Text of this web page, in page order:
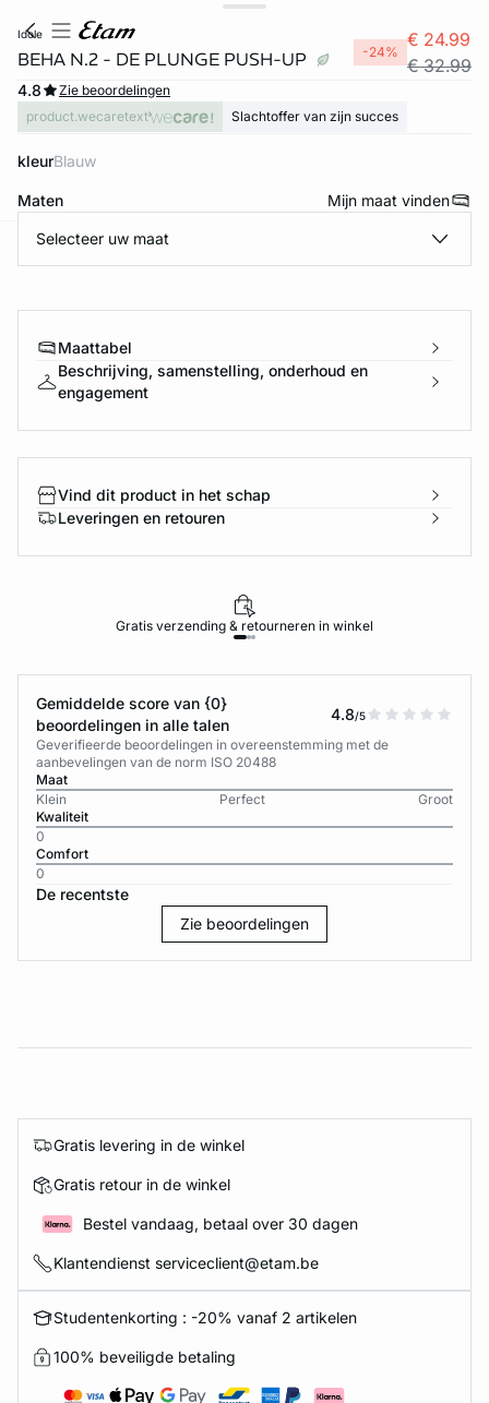
idole
BEHA N.2 - DE PLUNGE PUSH-UP -24%
€ 24.99
€ 32.99
4.8
Zie beoordelingen
product.wecaretext
Slachtoffer van zijn succes
kleur blauw
Maten Mijn maat vinden
Selecteer uw maat
Maattabel
Beschrijving, samenstelling, onderhoud en
engagement
Vind dit product in het schap
Leveringen en retouren
Gratis verzending & retourneren in winkel
Gemiddelde score van {0}
beoordelingen in alle talen
4.8/5
Geverifieerde beoordelingen in overeenstemming met de
aanbevelingen van de norm ISO 20488
Maat
Klein
Perfect
Groot
Kwaliteit
0
Comfort
0
De recentste
Zie beoordelingen
Gratis levering in de winkel
Gratis retour in de winkel
Bestel vandaag, betaal over 30 dagen
Klantendienst serviceclient@etam.be
Studentenkorting : -20% vanaf 2 artikelen
100% beveiligde betaling